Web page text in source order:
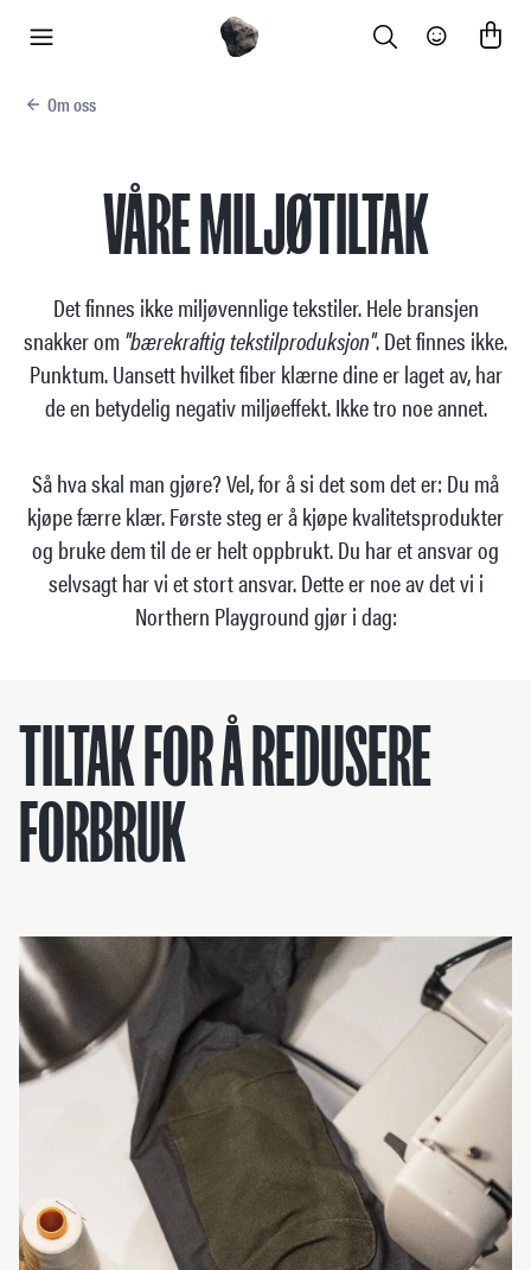
Search Community
Om oss
VÅRE MILJØTILTAK
Det finnes ikke miljøvennlige tekstiler. Hele bransjen
snakker om"bærekraftig tekstilproduksjon". Det finnes ikke.
Punktum. Uansett hvilket fiber klærne dine er laget av, har
de en betydelig negativ miljøeffekt. Ikke tro noe annet.
Så hva skal man gjøre? Vel, for å si det som det er: Du må
kjøpe færre klær. Første steg er å kjøpe kvalitetsprodukter
og bruke dem til de er helt oppbrukt. Du har et ansvar og
selvsagt har vi et stort ansvar. Dette er noe av det vi i
Northern Playground gjør i dag:
TILTAK FOR Å REDUSERE
FORBRUK